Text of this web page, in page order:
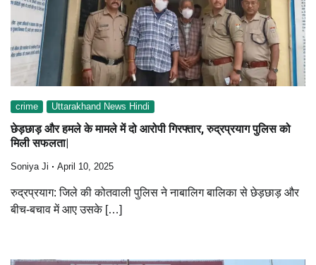
crime Uttarakhand News Hindi
छेड़छाड़ और हमले के मामले में दो आरोपी गिरफ्तार, रुद्रप्रयाग पुलिस को
मिली सफलता|
Soniya Ji April 10, 2025
रुद्रप्रयाग: जिले की कोतवाली पुलिस ने नाबालिग बालिका से छेड़छाड़ और
बीच-बचाव में आए उसके […]